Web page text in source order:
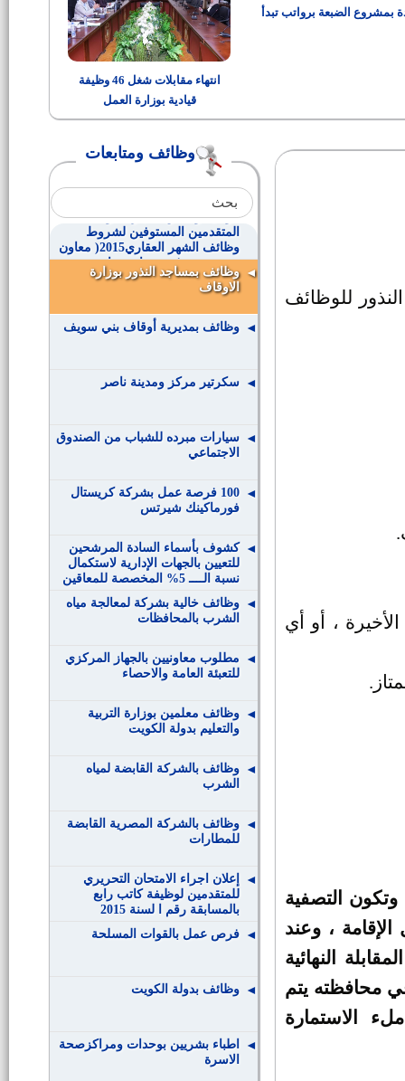
بمشروع الضبعة برواتب تبدأ
انتهاء مقابلات شغل 46 وظيفة
قيادية بوزارة العمل
للوظائف
.
، أو أي
.
التصفية
الإقامة ، وعند
النهائية
محافظته يتم
الاستمارة
وظائف ومتابعات
مواعيد‬ واماكن اختبارات وأسماء
الشهر العقاري ( كاتب رابع)
وظائف بشركة كونتكات جروب
وظائف بشركة ايجيبت تريد
للصناعات الغذائية
‏مواعيد‬ واماكن اختبارات وأسماء
المتقدمين المستوفين لشروط
وظائف الشهر العقاري2015( معاون
خدمة – حرفي مساعد سائق –
حرفي مساعد تجليد )
وظائف بمساجد النذور بوزارة
الاوقاف
وظائف بمديرية أوقاف بني سويف
سكرتير مركز ومدينة ناصر
سيارات مبرده للشباب من الصندوق
الاجتماعي
100 فرصة عمل بشركة كريستال
فورماكينك شيرتس
كشوف بأسماء السادة المرشحين
للتعيين بالجهات الإدارية لاستكمال
نسبة الــــ 5% المخصصة للمعاقين
وظائف خالية بشركة لمعالجة مياه
الشرب بالمحافظات
مطلوب معاونيين بالجهاز المركزي
للتعبئة العامة والاحصاء
وظائف معلمين بوزارة التربية
والتعليم بدولة الكويت
وظائف بالشركة القابضة لمياه
الشرب
وظائف بالشركة المصرية القابضة
للمطارات
إعلان اجراء الامتحان التحريري
للمتقدمين لوظيفة كاتب رابع
بالمسابقة رقم ا لسنة 2015
فرص عمل بالقوات المسلحة
وظائف بدولة الكويت
اطباء بشريين بوحدات ومراكزصحة
الاسرة